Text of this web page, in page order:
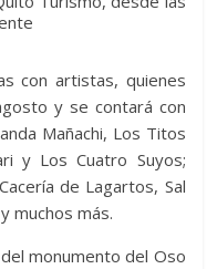
con artistas, quienes
y se contará con
Mañachi, Los Titos
y Los Cuatro Suyos;
de Lagartos, Sal
muchos más.
monumento del Oso